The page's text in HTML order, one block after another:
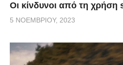
Οι κίνδυνοι από τη χρήση
5 ΝΟΕΜΒΡΊΟΥ, 2023